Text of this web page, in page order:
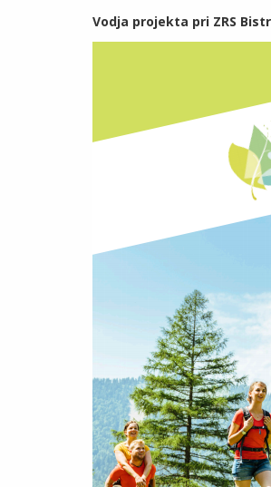
Vodja projekta pri ZRS